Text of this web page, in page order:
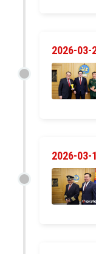
2026-03-
2026-03-